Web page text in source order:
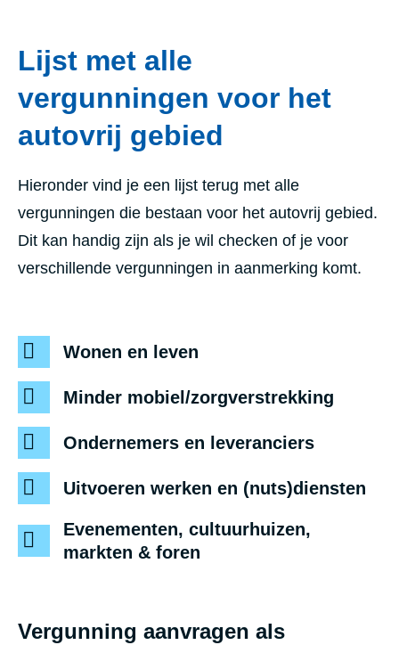
Lijst met alle
vergunningen voor het
autovrij gebied
Hieronder vind je een lijst terug met alle
vergunningen die bestaan voor het autovrij gebied.
Dit kan handig zijn als je wil checken of je voor
verschillende vergunningen in aanmerking komt.
Wonen en leven
Minder mobiel/zorgverstrekking
Ondernemers en leveranciers
Uitvoeren werken en (nuts)diensten
Evenementen, cultuurhuizen,
markten & foren
Vergunning aanvragen als